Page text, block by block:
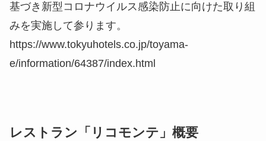
基づき新型コロナウイルス感染防止に向けた取り組
みを実施して参ります。
https://www.tokyuhotels.co.jp/toyama-
e/information/64387/index.html
レストラン「リコモンテ」概要